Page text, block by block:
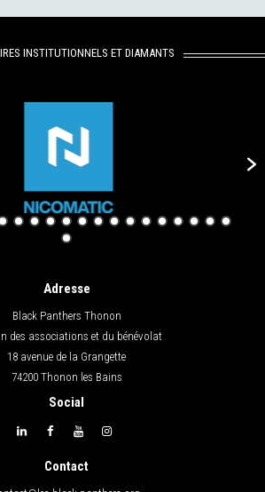
INSTITUTIONNELS ET DIAMANTS
Adresse
Black Panthers Thonon
des associations et du bénévolat
18 avenue de la Grangette
74200 Thonon les Bains
Social
Contact